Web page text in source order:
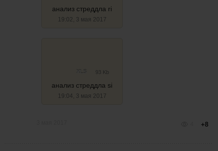
анализ стреддла ri
19:02, 3 мая 2017
93 Kb
XLS
анализ стреддла si
19:04, 3 мая 2017
+8